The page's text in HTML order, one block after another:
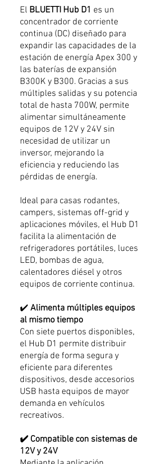
El BLUETTI Hub D1 es un
concentrador de corriente
continua (DC) diseñado para
expandir las capacidades de la
estación de energía Apex 300 y
las baterías de expansión
B300K y B300. Gracias a sus
múltiples salidas y su potencia
total de hasta 700W, permite
alimentar simultáneamente
equipos de 12V y 24V sin
necesidad de utilizar un
inversor, mejorando la
eficiencia y reduciendo las
pérdidas de energía.
Ideal para casas rodantes,
campers, sistemas off-grid y
aplicaciones móviles, el Hub D1
facilita la alimentación de
refrigeradores portátiles, luces
LED, bombas de agua,
calentadores diésel y otros
equipos de corriente continua.
✔️ Alimenta múltiples equipos
al mismo tiempo
Con siete puertos disponibles,
el Hub D1 permite distribuir
energía de forma segura y
eficiente para diferentes
dispositivos, desde accesorios
USB hasta equipos de mayor
demanda en vehículos
recreativos.
✔️ Compatible con sistemas de
12V y 24V